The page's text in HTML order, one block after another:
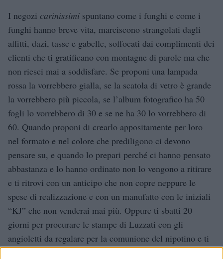
I negozi carinissimi spuntano come i funghi e come i
funghi hanno breve vita, marciscono strangolati dagli
affitti, dazi, tasse e gabelle, soffocati dai complimenti dei
clienti che ti gratificano con montagne di parole ma che
non riesci mai a soddisfare. Se proponi una lampada
rossa la vorrebbero gialla, se la scatola di vetro è grande
la vorrebbero più piccola, se l’album fotografico ha 50
fogli lo vorrebbero di 30 e se ne ha 30 lo vorrebbero di
60. Quando proponi di crearlo appositamente per loro
nel formato e nel colore che prediligono ci devono
pensare su, e quando lo prepari perché ci hanno pensato
abbastanza e lo hanno ordinato non lo vengono a ritirare
e ti ritrovi con un anticipo che non copre neppure le
spese di realizzazione e con un manufatto con le iniziali
“KJ” che non venderai mai più. Oppure ti sbatti 20
giorni per procurare le stampe di Luzzati con gli
angioletti da regalare per la comunione del nipotino e ti
vengono a ringraziare per l’idea originale, che gli avete